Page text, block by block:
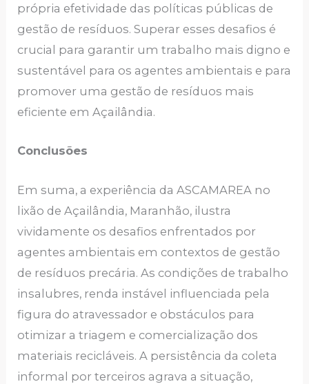
própria efetividade das políticas públicas de
gestão de resíduos. Superar esses desafios é
crucial para garantir um trabalho mais digno e
sustentável para os agentes ambientais e para
promover uma gestão de resíduos mais
eficiente em Açailândia.
Conclusões
Em suma, a experiência da ASCAMAREA no
lixão de Açailândia, Maranhão, ilustra
vividamente os desafios enfrentados por
agentes ambientais em contextos de gestão
de resíduos precária. As condições de trabalho
insalubres, renda instável influenciada pela
figura do atravessador e obstáculos para
otimizar a triagem e comercialização dos
materiais recicláveis. A persistência da coleta
informal por terceiros agrava a situação,